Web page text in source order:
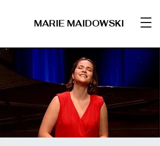
MARIE MAIDOWSKI